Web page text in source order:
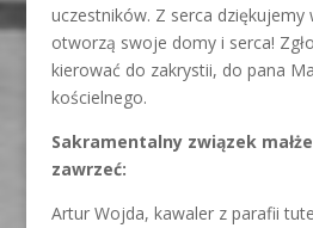
uczestników. Z serca dziękujemy
otworzą swoje domy i serca!
kierować do zakrystii, do pana
kościelnego.
Sakramentalny związek
zawrzeć:
Artur Wojda, kawaler z parafii